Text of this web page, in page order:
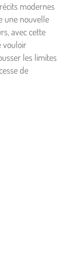
modernes
une nouvelle
avec cette
vouloir
les limites
de